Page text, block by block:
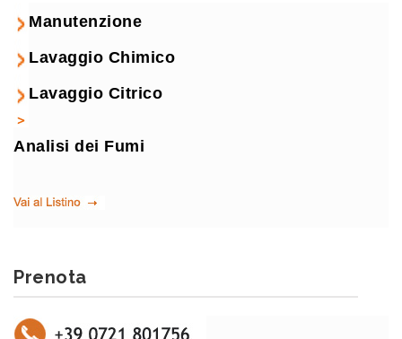
Manutenzione
Lavaggio Chimico
Lavaggio Citrico
Analisi dei Fumi
Prenota